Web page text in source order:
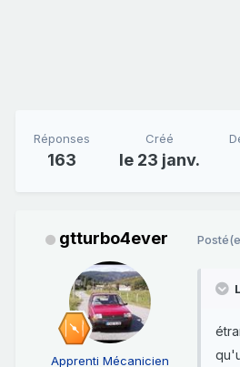
Réponses
163
Créé
le 23 janv.
gtturbo4ever
Apprenti Mécanicien